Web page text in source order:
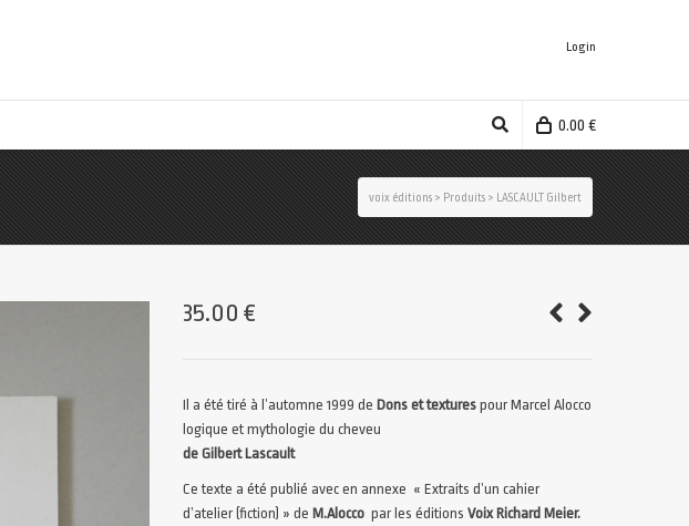
Login
0.00 €
voix éditions > Produits > LASCAULT Gilbert
35.00€
Il a été tiré à l’automne 1999 de Dons et texturespour Marcel Alocco
logique et mythologie du cheveu
de Gilbert Lascault
Ce texte a été publié avec en annexe « Extraits d’un cahier
d’atelier (fiction) » de M.Alocco par les éditionsVoix Richard Meier.